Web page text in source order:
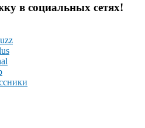
в социальных сетях!